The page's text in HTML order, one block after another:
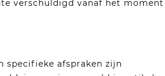
verschuldigd vanaf het moment
specifieke afspraken zijn